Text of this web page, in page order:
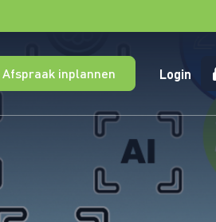
Afspraak inplannen Login